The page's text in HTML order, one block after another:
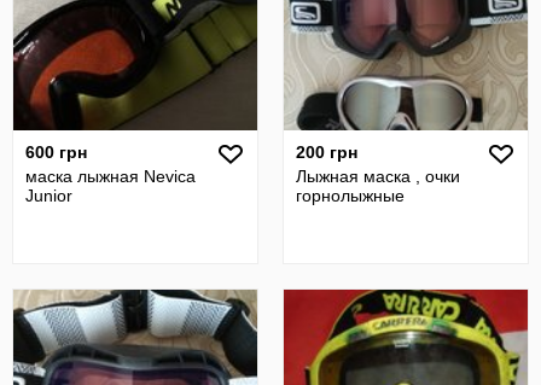
600 грн
маска лыжная Nevica
Junior
200 грн
Лыжная маска , очки
горнолыжные